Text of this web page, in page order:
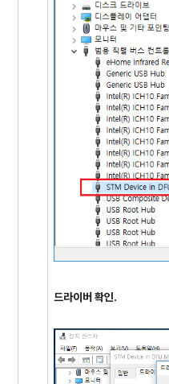
드라이버 확인.